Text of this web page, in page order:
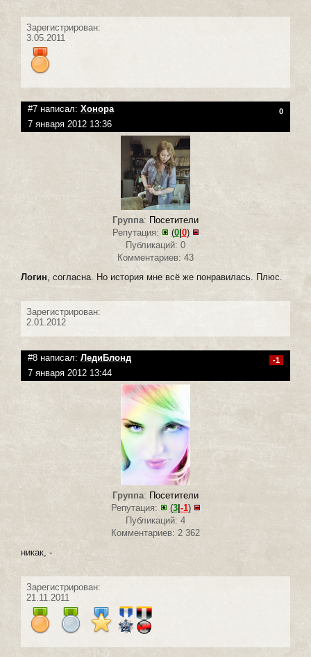
Зарегистрирован:
3.05.2011
#7 написал: Хонора 0
7 января 2012 13:36
Группа: Посетители
Репутация:
(0| 0)
Публикаций: 0
Комментариев: 43
Логин , согласна. Но история мне всё же понравилась. Плюс.
Зарегистрирован:
2.01.2012
#8 написал: ЛедиБлонд -1
7 января 2012 13:44
Группа: Посетители
Репутация:
(3| -1)
Публикаций: 4
Комментариев: 2 362
никак, -
Зарегистрирован:
21.11.2011